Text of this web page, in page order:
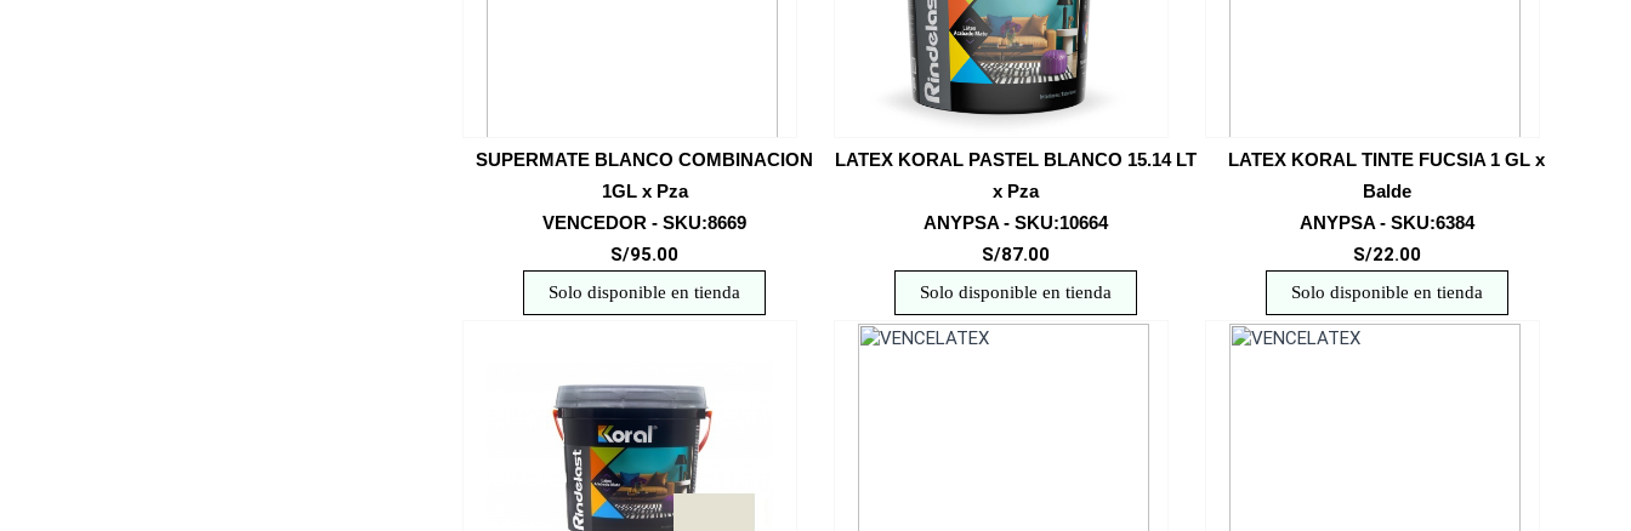
SUPERMATE BLANCO COMBINACION
1GL x Pza
VENCEDOR - SKU:8669
S/95.00
Solo disponible en tienda
LATEX KORAL PASTEL BLANCO 15.14 LT
x Pza
ANYPSA - SKU:10664
S/87.00
Solo disponible en tienda
LATEX KORAL TINTE FUCSIA 1 GL x
Balde
ANYPSA - SKU:6384
S/22.00
Solo disponible en tienda